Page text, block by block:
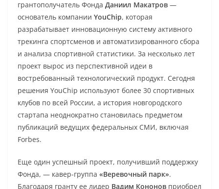
грантополучатель Фонда Даниил Макатров —
основатель компании YouChip, которая
разрабатывает инновационную систему активного
трекинга спортсменов и автоматизированного сбора
и анализа спортивной статистики. За несколько лет
проект вырос из перспективной идеи в
востребованный технологический продукт. Сегодня
решения YouChip используют более 30 спортивных
клубов по всей России, а история новгородского
стартапа неоднократно становилась предметом
публикаций ведущих федеральных СМИ, включая
Forbes.
Еще один успешный проект, получивший поддержку
Фонда, — кавер-группа «Веревочный парк».
Благодаря гранту ее лидер Вадим Кононов приобрел